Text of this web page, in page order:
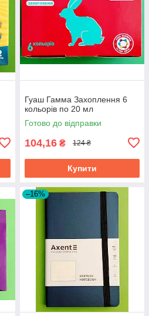
Гуаш Гамма Захоплення 6
кольорів по 20 мл
Готово до відправки
104,16 ₴ 124 ₴
Купити
–16%